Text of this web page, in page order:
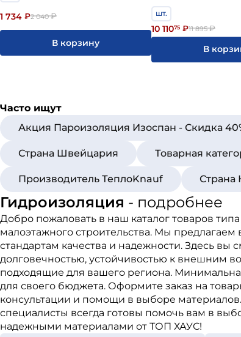
1 734 ₽2 040₽
В корзину
шт.
10 11075 ₽11 895₽
В
Часто ищут
Акция Пароизоляция Изоспан - Скидка
Страна Швейцария Товарная
Производитель ТеплоKnauf Страна
Гидроизоляция - подробнее
Добро пожаловать в наш каталог товаров типа
малоэтажного строительства. Мы
стандартам качества и надежности. Здесь
долговечностью, устойчивостью к внешним
подходящие для вашего региона.
для своего бюджета. Оформите заказ на
консультации и помощи в выборе
специалисты всегда готовы помочь вам в
надежными материалами от ТОП ХАУС!